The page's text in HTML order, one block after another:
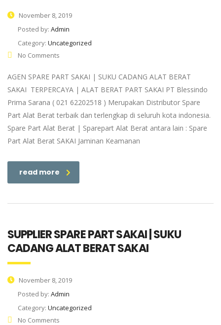
November 8, 2019
Posted by: Admin
Category: Uncategorized
No Comments
AGEN SPARE PART SAKAI | SUKU CADANG ALAT BERAT
SAKAI TERPERCAYA | ALAT BERAT PART SAKAI PT Blessindo
Prima Sarana ( 021 62202518 ) Merupakan Distributor Spare
Part Alat Berat terbaik dan terlengkap di seluruh kota indonesia.
Spare Part Alat Berat | Sparepart Alat Berat antara lain : Spare
Part Alat Berat SAKAI Jaminan Keamanan
read more
SUPPLIER SPARE PART SAKAI | SUKU
CADANG ALAT BERAT SAKAI
November 8, 2019
Posted by: Admin
Category: Uncategorized
No Comments